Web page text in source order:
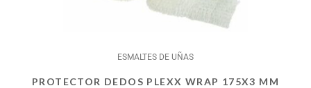
ESMALTES DE UÑAS
PROTECTOR DEDOS PLEXX WRAP 175X3 MM